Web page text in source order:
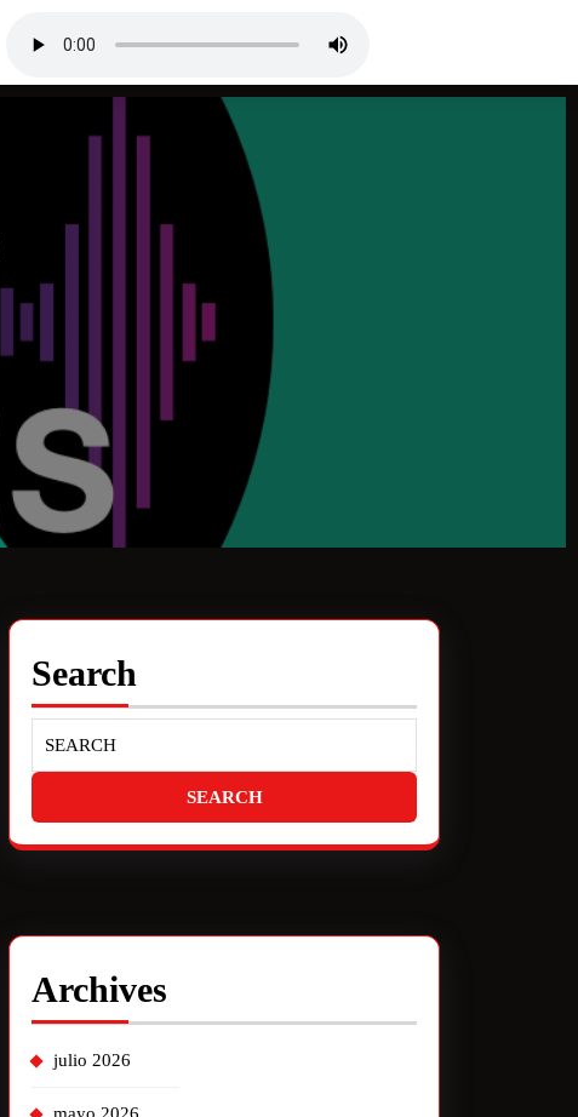
Search
Archives
julio 2026